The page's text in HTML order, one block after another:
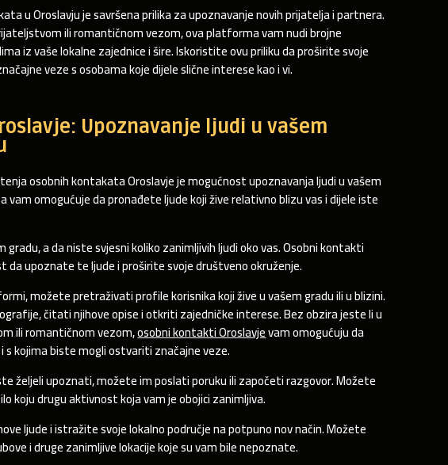
u Oroslavju je savršena prilika za upoznavanje novih prijatelja i partnera.
ili romantičnom vezom, ova platforma vam nudi brojne
iz vaše lokalne zajednice i šire. Iskoristite ovu priliku da proširite svoje
veze s osobama koje dijele slične interese kao i vi.
Upoznavanje ljudi u vašem
osobnih kontakata Oroslavje je mogućnost upoznavanja ljudi u vašem
omogućuje da pronađete ljude koji žive relativno blizu vas i dijele iste
a da niste svjesni koliko zanimljivih ljudi oko vas. Osobni kontakti
da upoznate te ljude i proširite svoje društveno okruženje.
možete pretraživati profile korisnika koji žive u vašem gradu ili u blizini.
čitati njihove opise i otkriti zajedničke interese. Bez obzira jeste li u
ili romantičnom vezom,osobni kontakti Oroslavjevam omogućuju da
s kojima biste mogli ostvariti značajne veze.
željeli upoznati, možete im poslati poruku ili započeti razgovor. Možete
koju drugu aktivnost koja vam je obojici zanimljiva.
ljude i istražite svoje lokalno područje na potpuno nov način. Možete
i druge zanimljive lokacije koje su vam bile nepoznate.